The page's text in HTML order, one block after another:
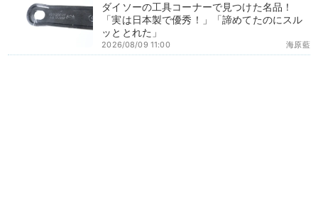
ダイソーの工具コーナーで見つけた名品！
「実は日本製で優秀！」「諦めてたのにスル
ッととれた」
海原藍
2026/08/09 11:00